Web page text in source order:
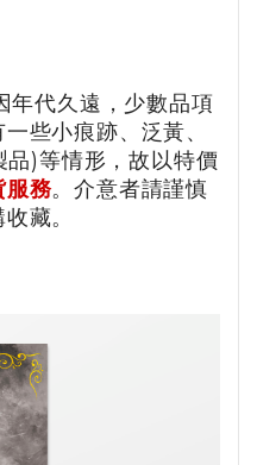
年代久遠，少數品項
些小痕跡、泛黃、
)等情形，故以特價
服務。介意者請謹慎
藏。